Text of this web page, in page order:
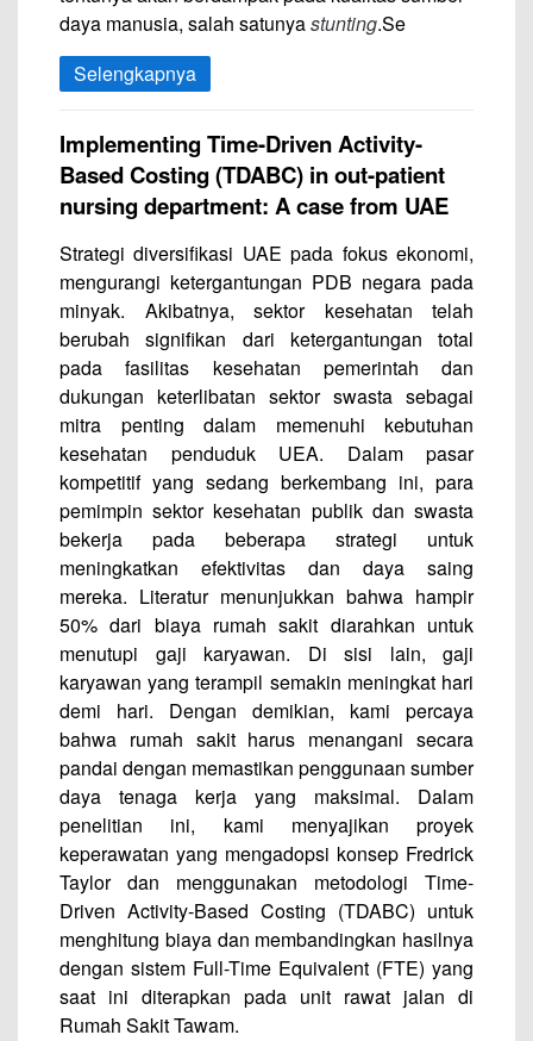
daya manusia, salah satunyastunting.Se
Selengkapnya
Implementing Time-Driven Activity-
Based Costing (TDABC) in out-patient
nursing department: A case from UAE
Strategi diversifikasi UAE pada fokus ekonomi,
mengurangi ketergantungan PDB negara pada
minyak. Akibatnya, sektor kesehatan telah
berubah signifikan dari ketergantungan total
pada fasilitas kesehatan pemerintah dan
dukungan keterlibatan sektor swasta sebagai
mitra penting dalam memenuhi kebutuhan
kesehatan penduduk UEA. Dalam pasar
kompetitif yang sedang berkembang ini, para
pemimpin sektor kesehatan publik dan swasta
bekerja pada beberapa strategi untuk
meningkatkan efektivitas dan daya saing
mereka. Literatur menunjukkan bahwa hampir
50% dari biaya rumah sakit diarahkan untuk
menutupi gaji karyawan. Di sisi lain, gaji
karyawan yang terampil semakin meningkat hari
demi hari. Dengan demikian, kami percaya
bahwa rumah sakit harus menangani secara
pandai dengan memastikan penggunaan sumber
daya tenaga kerja yang maksimal. Dalam
penelitian ini, kami menyajikan proyek
keperawatan yang mengadopsi konsep Fredrick
Taylor dan menggunakan metodologi Time-
Driven Activity-Based Costing (TDABC) untuk
menghitung biaya dan membandingkan hasilnya
dengan sistem Full-Time Equivalent (FTE) yang
saat ini diterapkan pada unit rawat jalan di
Rumah Sakit Tawam.